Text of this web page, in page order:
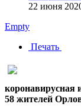
22 июня
Empty
Печать
коронавирусная
58 жителей